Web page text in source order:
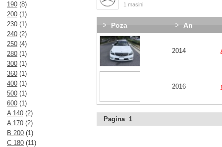
190 (8)
200 (1)
230 (1)
240 (2)
250 (4)
280 (1)
300 (1)
360 (1)
400 (1)
500 (1)
600 (1)
A 140 (2)
A 170 (2)
B 200 (1)
C 180 (11)
1 masini
Poza An
2014
2016
Pagina: 1